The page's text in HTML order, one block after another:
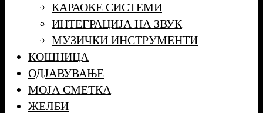
КАРАОКЕ СИСТЕМИ
ИНТЕГРАЦИЈА НА ЗВУК
МУЗИЧКИ ИНСТРУМЕНТИ
КОШНИЦА
ОДЈАВУВАЊЕ
МОЈА СМЕТКА
ЖЕЛБИ